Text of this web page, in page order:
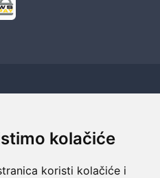
kolačiće
koristi kolačiće i
vas
za novac